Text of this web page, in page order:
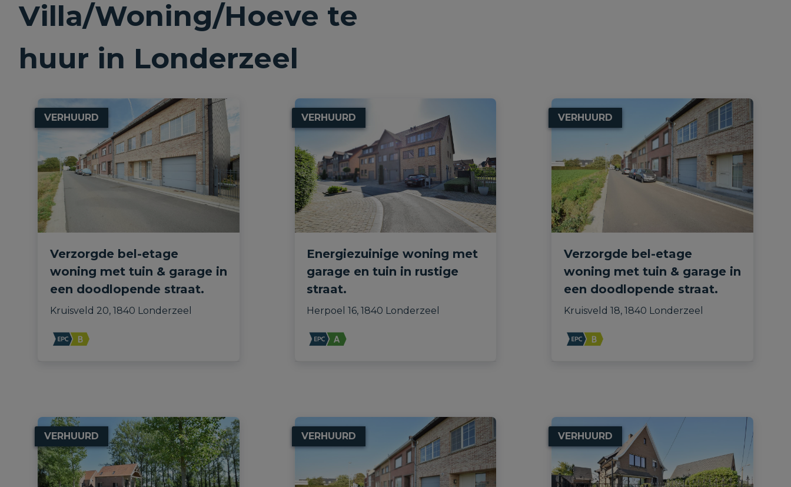
Villa/Woning/Hoeve te
huur in Londerzeel
VERHUURD
Verzorgde bel-etage
woning met tuin & garage in
een doodlopende straat.
Kruisveld 20, 1840 Londerzeel
VERHUURD
Energiezuinige woning met
garage en tuin in rustige
straat.
Herpoel 16, 1840 Londerzeel
VERHUURD
Verzorgde bel-etage
woning met tuin & garage in
een doodlopende straat.
Kruisveld 18, 1840 Londerzeel
VERHUURD VERHUURD VERHUURD